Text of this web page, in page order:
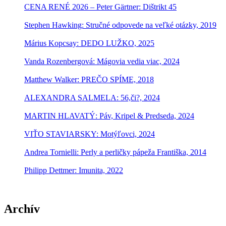
CENA RENÉ 2026 – Peter Gärtner: Dištrikt 45
Stephen Hawking: Stručné odpovede na veľké otázky, 2019
Márius Kopcsay: DEDO LUŽKO, 2025
Vanda Rozenbergová: Mágovia vedia viac, 2024
Matthew Walker: PREČO SPÍME, 2018
ALEXANDRA SALMELA: 56,či?, 2024
MARTIN HLAVATÝ: Páv, Kripel & Predseda, 2024
VIŤO STAVIARSKY: Motýľovci, 2024
Andrea Tornielli: Perly a perličky pápeža Františka, 2014
Philipp Dettmer: Imunita, 2022
Archív